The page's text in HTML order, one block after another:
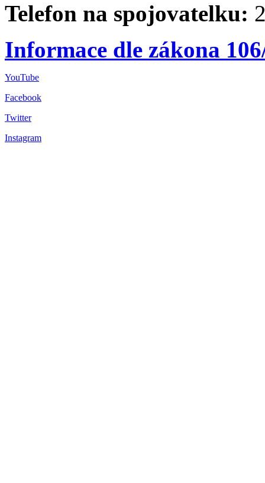
Telefon na spojovatelku:
Informace dle zákona
YouTube
Facebook
Twitter
Instagram